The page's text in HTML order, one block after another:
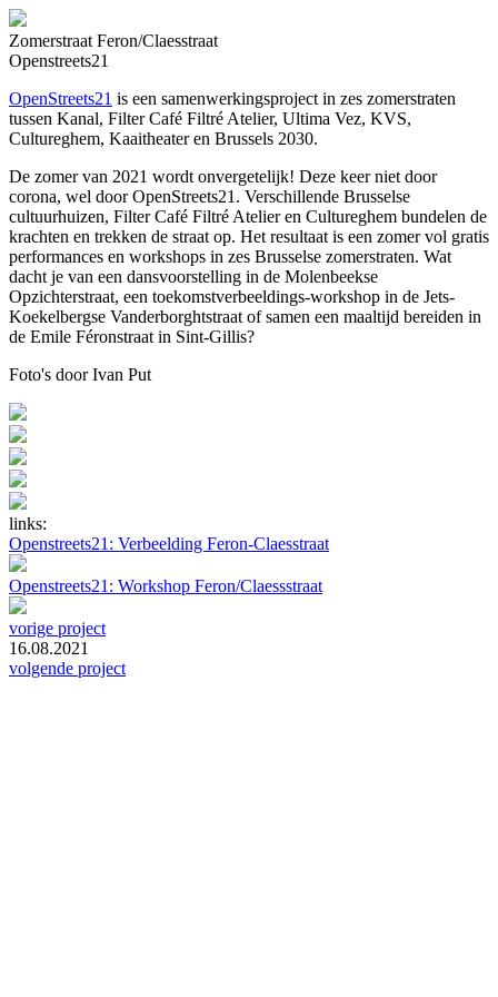
Zomerstraat Feron/Claesstraat
Openstreets21
OpenStreets21 is een samenwerkingsproject in zes zomerstraten
tussen Kanal, Filter Café Filtré Atelier, Ultima Vez, KVS,
Cultureghem, Kaaitheater en Brussels 2030.
De zomer van 2021 wordt onvergetelijk! Deze keer niet door
corona, wel door OpenStreets21. Verschillende Brusselse
cultuurhuizen, Filter Café Filtré Atelier en Cultureghem bundelen de
krachten en trekken de straat op. Het resultaat is een zomer vol gratis
performances en workshops in zes Brusselse zomerstraten. Wat
dacht je van een dansvoorstelling in de Molenbeekse
Opzichterstraat, een toekomstverbeeldings-workshop in de Jets-
Koekelbergse Vanderborghtstraat of samen een maaltijd bereiden in
de Emile Féronstraat in Sint-Gillis?
Foto's door Ivan Put
links:
Openstreets21: Verbeelding Feron-Claesstraat
Openstreets21: Workshop Feron/Claessstraat
vorige project
16.08.2021
volgende project